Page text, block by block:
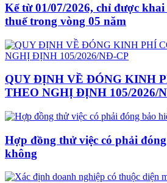
Kể từ 01/07/2026, chỉ được
thuế trong vòng 05 năm
QUY ĐỊNH VỀ ĐÓNG KINH
THEO NGHỊ ĐỊNH 105/2026/
Hợp đồng thử việc có phải
không